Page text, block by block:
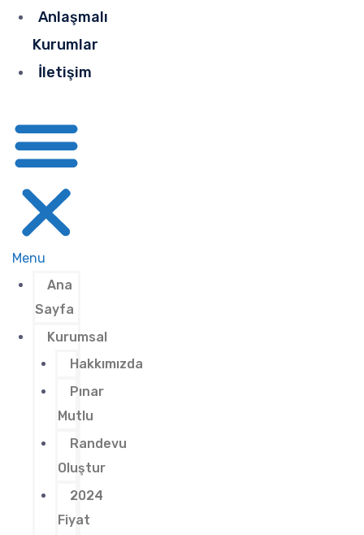
Anlaşmalı
Kurumlar
İletişim
Menu
Ana
Sayfa
Kurumsal
Hakkımızda
Pınar
Mutlu
Randevu
Oluştur
2024
Fiyat